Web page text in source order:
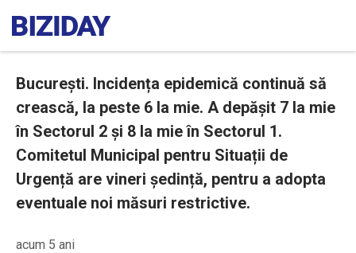
București. Incidența epidemică continuă să
crească, la peste 6 la mie. A depășit 7 la mie
în Sectorul 2 și 8 la mie în Sectorul 1.
Comitetul Municipal pentru Situații de
Urgență are vineri ședință, pentru a adopta
eventuale noi măsuri restrictive.
acum 5 ani